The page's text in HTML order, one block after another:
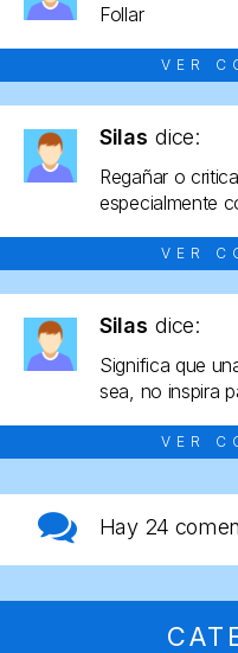
Follar
VER
Silas dice:
Regañar o
especialmente
VER
Silas dice:
Significa que
sea, no inspira
VER
Hay 24